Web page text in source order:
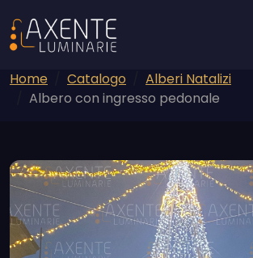
Home Catalogo
Alberi Natalizi
Albero con ingresso pedonale